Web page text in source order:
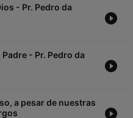
- Pr. Pedro da
- Pr. Pedro da
a pesar de nuestras